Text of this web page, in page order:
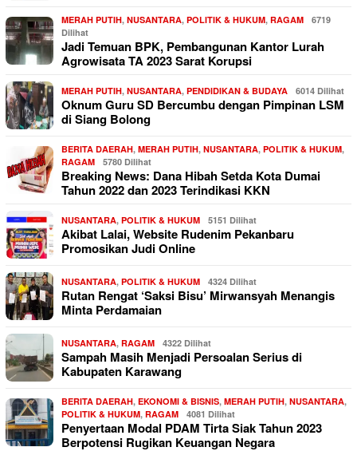
MERAH PUTIH, NUSANTARA, POLITIK & HUKUM, RAGAM
6719
Dilihat
Jadi Temuan BPK, Pembangunan Kantor Lurah
Agrowisata TA 2023 Sarat Korupsi
MERAH PUTIH, NUSANTARA, PENDIDIKAN & BUDAYA 6014 Dilihat
Oknum Guru SD Bercumbu dengan Pimpinan LSM
di Siang Bolong
BERITA DAERAH, MERAH PUTIH, NUSANTARA, POLITIK & HUKUM,
RAGAM
5780 Dilihat
Breaking News: Dana Hibah Setda Kota Dumai
Tahun 2022 dan 2023 Terindikasi KKN
NUSANTARA, POLITIK & HUKUM 5151 Dilihat
Akibat Lalai, Website Rudenim Pekanbaru
Promosikan Judi Online
NUSANTARA, POLITIK & HUKUM 4324 Dilihat
Rutan Rengat ‘Saksi Bisu’ Mirwansyah Menangis
Minta Perdamaian
NUSANTARA, RAGAM 4322 Dilihat
Sampah Masih Menjadi Persoalan Serius di
Kabupaten Karawang
BERITA DAERAH, EKONOMI & BISNIS, MERAH PUTIH, NUSANTARA,
POLITIK & HUKUM, RAGAM 4081 Dilihat
Penyertaan Modal PDAM Tirta Siak Tahun 2023
Berpotensi Rugikan Keuangan Negara